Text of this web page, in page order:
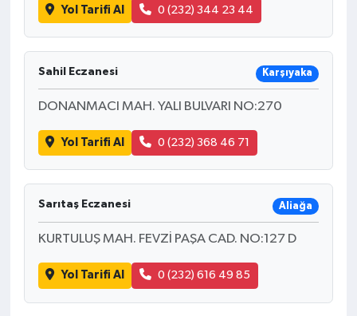
Yol Tarifi Al 0 (232) 344 23 44
Sahil Eczanesi Karşıyaka
DONANMACI MAH. YALI BULVARI NO:270
Yol Tarifi Al 0 (232) 368 46 71
Sarıtaş Eczanesi Aliağa
KURTULUŞ MAH. FEVZİ PAŞA CAD. NO:127 D
Yol Tarifi Al 0 (232) 616 49 85